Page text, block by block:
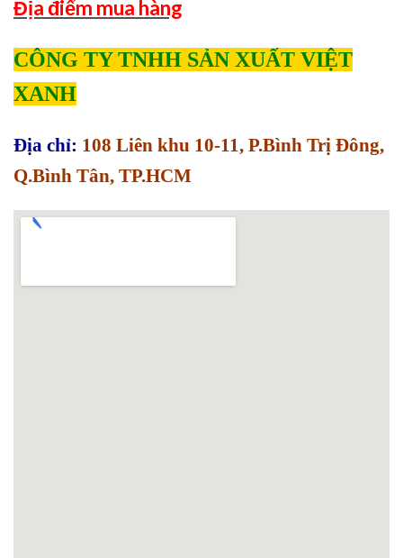
Địa điểm mua hàng
CÔNG TY TNHH SẢN XUẤT VIỆT
XANH
Địa chỉ: 108 Liên khu 10-11, P.Bình Trị Đông,
Q.Bình Tân, TP.HCM